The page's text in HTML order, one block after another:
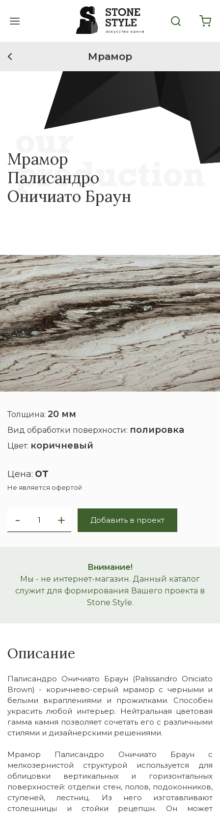
Мрамор
Мрамор
Палисандро
Оничиато Браун
Толщина: 20 мм
Вид обработки поверхности: полировка
Цвет: коричневый
Цена: от
Не является офертой
Добавить в проект
Внимание!
Мы - не интернет-магазин. Данный каталог
служит для формирования Вашего проекта в
Stone Style.
Описание
Палисандро Оничиато Браун (Palissandro Oniciato
Brown) - коричнево-серый мрамор с черными и
белыми вкраплениями и прожилками. Способен
украсить любой интерьер. Нейтральная цветовая
гамма камня позволяет сочетать его с различными
стилями и дизайнерскими решениями.
Мрамор Палисандро Оничиато Браун с
мелкозернистой структурой используется для
облицовки вертикальных и горизонтальных
поверхностей: отделки стен, полов, подоконников,
ступеней, лестниц. Из него изготавливают
столешницы и стойки рецепшн. Он может